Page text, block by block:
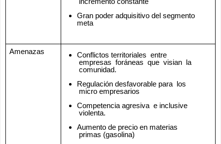
Gran poder adquisitivo del segmento
meta
Amenazas
Conflictos territoriales  entre
empresas  foráneas  que  visian  la
comunidad.
Regulación desfavorable para  los
micro empresarios
Competencia agresiva  e inclusive
violenta.
Aumento de precio en materias
primas (gasolina)